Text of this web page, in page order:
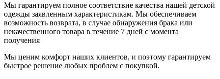
Мы гарантируем полное соответствие качества нашей детской
одежды заявленным характеристикам. Мы обеспечиваем
возможность возврата, в случае обнаружения брака или
некачественного товара в течение 7 дней с момента
получения
Мы ценим комфорт наших клиентов, и поэтому гарантируем
быстрое решение любых проблем с покупкой.